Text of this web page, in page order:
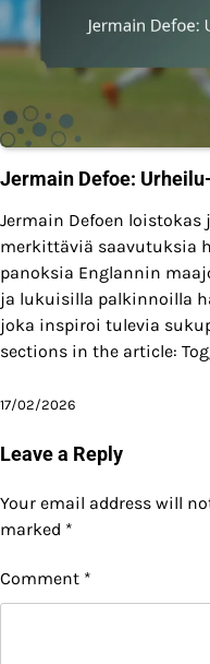
Jermain Defoe:
Jermain Defoen
merkittäviä saavutuksia
panoksia Englannin
ja lukuisilla palkinnoilla
joka inspiroi tulevia
sections in the article:
17/02/2026
Leave a Reply
Your email address will
marked *
Comment *